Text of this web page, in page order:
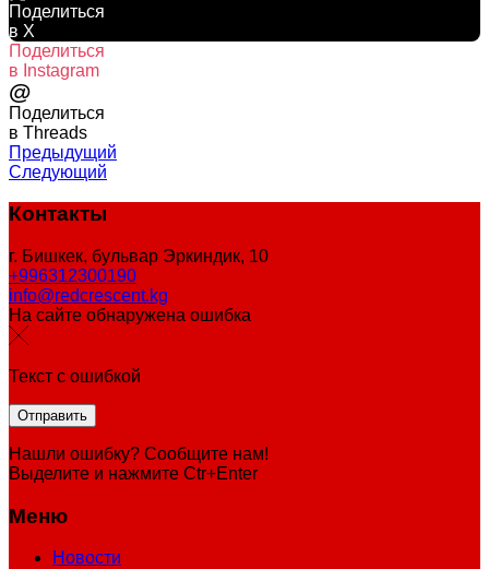
Поделиться
в X
Поделиться
в Instagram
@
Поделиться
в Threads
Предыдущий
Следующий
Контакты
г. Бишкек, бульвар Эркиндик, 10
+996312300190
info@redcrescent.kg
На сайте обнаружена ошибка
Текст с ошибкой
Нашли ошибку? Сообщите нам!
Выделите и нажмите Ctr+Enter
Меню
Новости